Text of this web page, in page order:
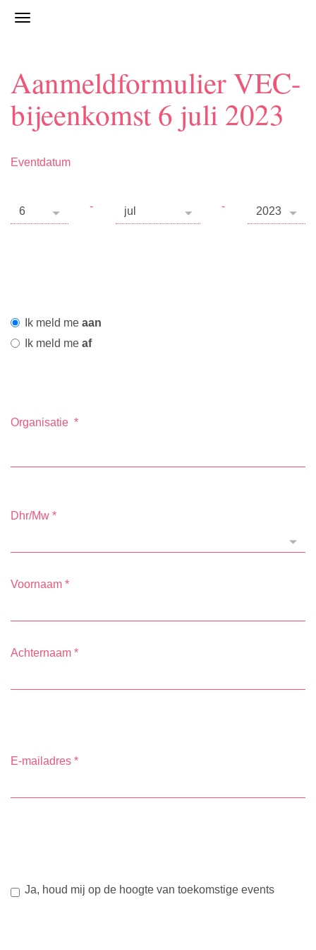
Aanmeldformulier VEC-
bijeenkomst 6 juli 2023
Eventdatum
- -
Ik meld me aan
Ik meld me af
Organisatie *
Dhr/Mw *
Voornaam *
Achternaam *
E-mailadres *
Ja, houd mij op de hoogte van toekomstige events